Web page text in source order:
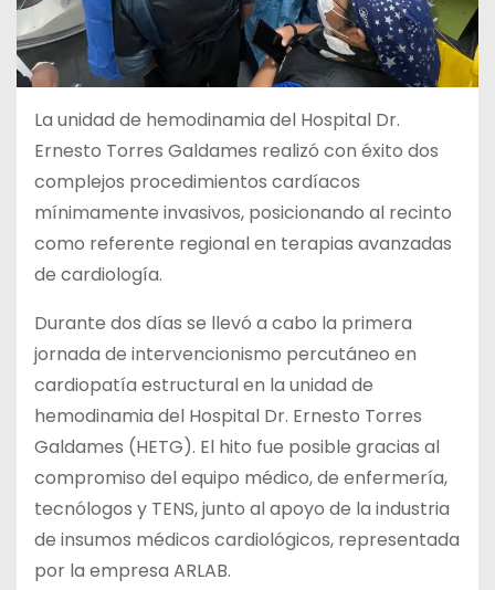
La unidad de hemodinamia del Hospital Dr.
Ernesto Torres Galdames realizó con éxito dos
complejos procedimientos cardíacos
mínimamente invasivos, posicionando al recinto
como referente regional en terapias avanzadas
de cardiología.
Durante dos días se llevó a cabo la primera
jornada de intervencionismo percutáneo en
cardiopatía estructural en la unidad de
hemodinamia del Hospital Dr. Ernesto Torres
Galdames (HETG). El hito fue posible gracias al
compromiso del equipo médico, de enfermería,
tecnólogos y TENS, junto al apoyo de la industria
de insumos médicos cardiológicos, representada
por la empresa ARLAB.